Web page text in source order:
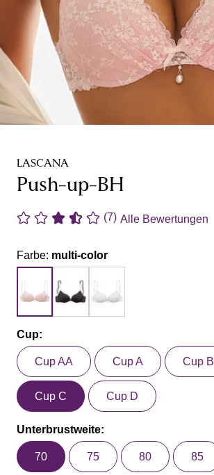
LASCANA
Push-up-BH
(7) Alle Bewertungen
Farbe: multi-color
Cup:
Cup AA Cup A Cup B
Cup C Cup D
Unterbrustweite:
70 75 80 85